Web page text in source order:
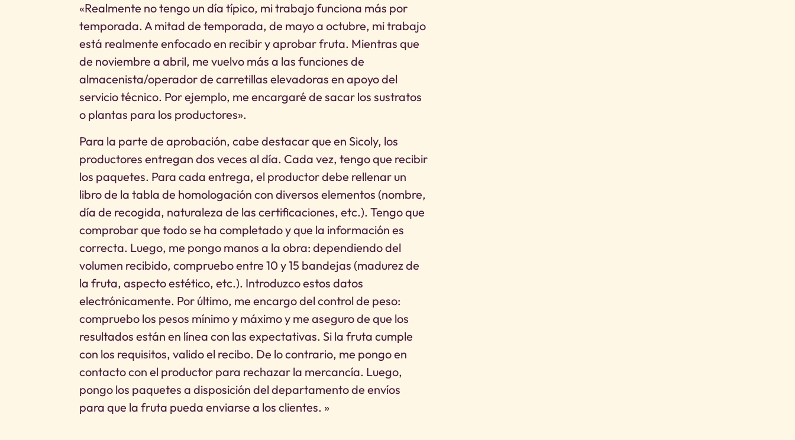
«Realmente no tengo un día típico, mi trabajo funciona más por
temporada. A mitad de temporada, de mayo a octubre, mi trabajo
está realmente enfocado en recibir y aprobar fruta. Mientras que
de noviembre a abril, me vuelvo más a las funciones de
almacenista/operador de carretillas elevadoras en apoyo del
servicio técnico. Por ejemplo, me encargaré de sacar los sustratos
o plantas para los productores».
Para la parte de aprobación, cabe destacar que en Sicoly, los
productores entregan dos veces al día. Cada vez, tengo que recibir
los paquetes. Para cada entrega, el productor debe rellenar un
libro de la tabla de homologación con diversos elementos (nombre,
día de recogida, naturaleza de las certificaciones, etc.). Tengo que
comprobar que todo se ha completado y que la información es
correcta. Luego, me pongo manos a la obra: dependiendo del
volumen recibido, compruebo entre 10 y 15 bandejas (madurez de
la fruta, aspecto estético, etc.). Introduzco estos datos
electrónicamente. Por último, me encargo del control de peso:
compruebo los pesos mínimo y máximo y me aseguro de que los
resultados están en línea con las expectativas. Si la fruta cumple
con los requisitos, valido el recibo. De lo contrario, me pongo en
contacto con el productor para rechazar la mercancía. Luego,
pongo los paquetes a disposición del departamento de envíos
para que la fruta pueda enviarse a los clientes. »